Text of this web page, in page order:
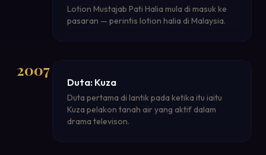
Lotion Mustajab Pati Halia mula di masuk ke
pasaran — perintis lotion halia di Malaysia.
2007
Duta: Kuza
Duta pertama di lantik pada ketika itu iaitu
Kuza pelakon tanah air yang aktif dalam
drama televison.